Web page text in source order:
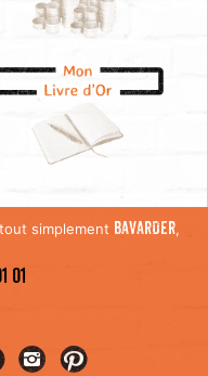
simplement BAVARDER,
01